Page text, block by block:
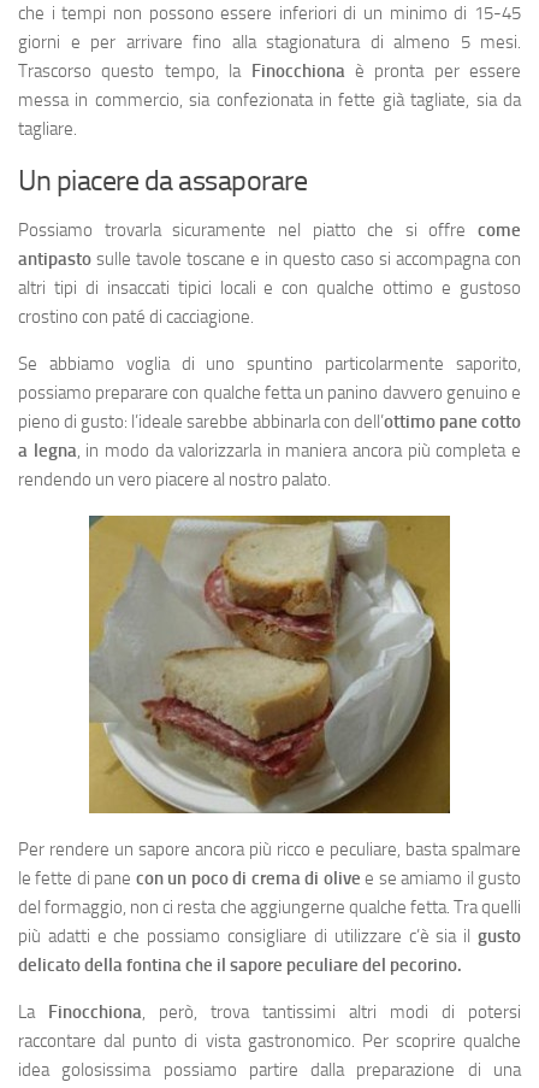
che i tempi non possono essere inferiori di un minimo di 15-45
giorni e per arrivare fino alla stagionatura di almeno 5 mesi.
Trascorso questo tempo, la Finocchionaè pronta per essere
messa in commercio, sia confezionata in fette già tagliate, sia da
tagliare.
Un piacere da assaporare
Possiamo trovarla sicuramente nel piatto che si offre come
antipasto sulle tavole toscane e in questo caso si accompagna con
altri tipi di insaccati tipici locali e con qualche ottimo e gustoso
crostino con paté di cacciagione.
Se abbiamo voglia di uno spuntino particolarmente saporito,
possiamo preparare con qualche fetta un panino davvero genuino e
pieno di gusto: l’ideale sarebbe abbinarla con dell’ottimo pane cotto
a legna, in modo da valorizzarla in maniera ancora più completa e
rendendo un vero piacere al nostro palato.
Per rendere un sapore ancora più ricco e peculiare, basta spalmare
le fette di pane con un poco di crema di olive e se amiamo il gusto
del formaggio, non ci resta che aggiungerne qualche fetta. Tra quelli
più adatti e che possiamo consigliare di utilizzare c’è sia il gusto
delicato della fontina che il sapore peculiare del pecorino.
La Finocchiona, però, trova tantissimi altri modi di potersi
raccontare dal punto di vista gastronomico. Per scoprire qualche
idea golosissima possiamo partire dalla preparazione di una